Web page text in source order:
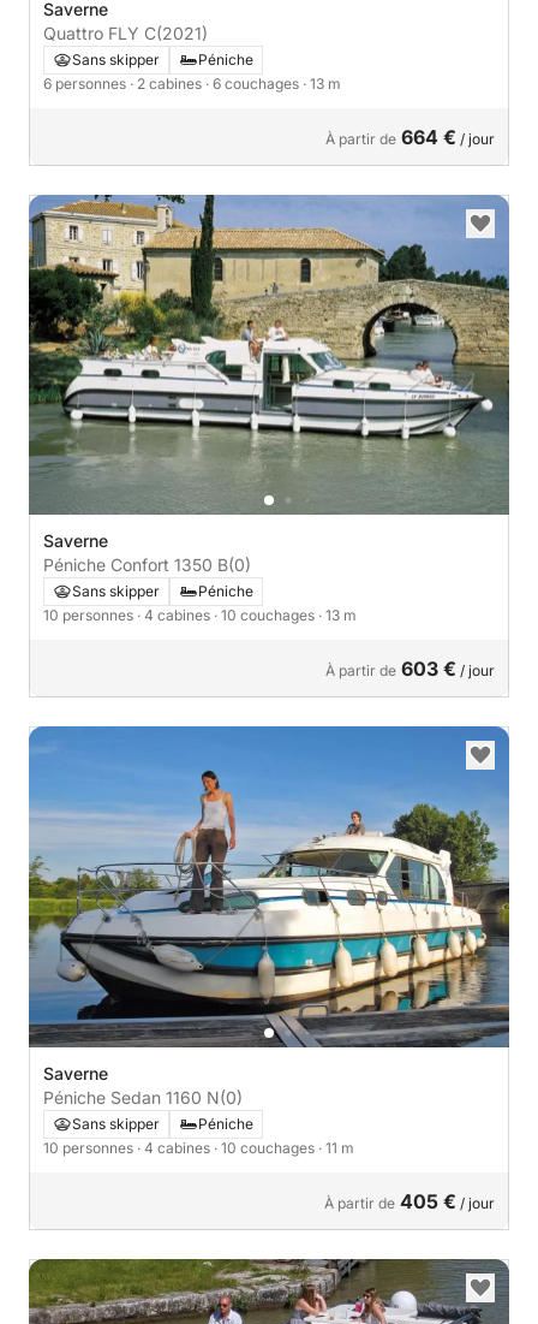
Saverne
Quattro FLY C(2021)
Sans skipper
Péniche
6 personnes · 2 cabines · 6 couchages · 13 m
À partir de 664 € / jour
Saverne
Péniche Confort 1350 B(0)
Sans skipper
Péniche
10 personnes · 4 cabines · 10 couchages · 13 m
À partir de 603 € / jour
Saverne
Péniche Sedan 1160 N(0)
Sans skipper
Péniche
10 personnes · 4 cabines · 10 couchages · 11 m
À partir de 405 € / jour